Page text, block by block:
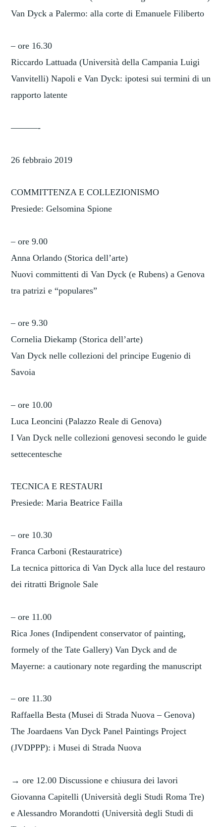
Van Dyck a Palermo: alla corte di Emanuele Filiberto
– ore 16.30
Riccardo Lattuada (Università della Campania Luigi
Vanvitelli) Napoli e Van Dyck: ipotesi sui termini di un
rapporto latente
———-
26 febbraio 2019
COMMITTENZA E COLLEZIONISMO
Presiede: Gelsomina Spione
– ore 9.00
Anna Orlando (Storica dell’arte)
Nuovi committenti di Van Dyck (e Rubens) a Genova
tra patrizi e “populares”
– ore 9.30
Cornelia Diekamp (Storica dell’arte)
Van Dyck nelle collezioni del principe Eugenio di
Savoia
– ore 10.00
Luca Leoncini (Palazzo Reale di Genova)
I Van Dyck nelle collezioni genovesi secondo le guide
settecentesche
TECNICA E RESTAURI
Presiede: Maria Beatrice Failla
– ore 10.30
Franca Carboni (Restauratrice)
La tecnica pittorica di Van Dyck alla luce del restauro
dei ritratti Brignole Sale
– ore 11.00
Rica Jones (Indipendent conservator of painting,
formely of the Tate Gallery) Van Dyck and de
Mayerne: a cautionary note regarding the manuscript
– ore 11.30
Raffaella Besta (Musei di Strada Nuova – Genova)
The Joardaens Van Dyck Panel Paintings Project
(JVDPPP): i Musei di Strada Nuova
→ ore 12.00 Discussione e chiusura dei lavori
Giovanna Capitelli (Università degli Studi Roma Tre)
e Alessandro Morandotti (Università degli Studi di